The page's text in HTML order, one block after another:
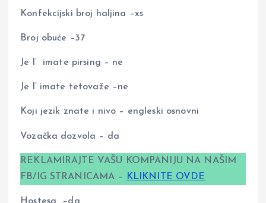
Konfekcijski broj haljina –xs
Broj obuće –37
Je l’ imate pirsing – ne
Je l’ imate tetovaže –ne
Koji jezik znate i nivo – engleski osnovni
Vozačka dozvola – da
REKLAMIRAJTE VAŠU KOMPANIJU NA NAŠIM
FB/IG STRANICAMA –
KLIKNITE OVDE
Hostesa –da